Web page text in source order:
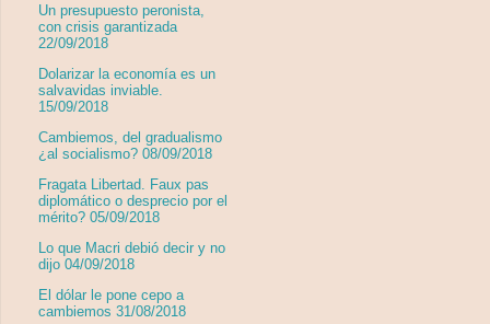
Un presupuesto peronista,
con crisis garantizada
22/09/2018
Dolarizar la economía es un
salvavidas inviable.
15/09/2018
Cambiemos, del gradualismo
¿al socialismo? 08/09/2018
Fragata Libertad. Faux pas
diplomático o desprecio por el
mérito? 05/09/2018
Lo que Macri debió decir y no
dijo 04/09/2018
El dólar le pone cepo a
cambiemos 31/08/2018